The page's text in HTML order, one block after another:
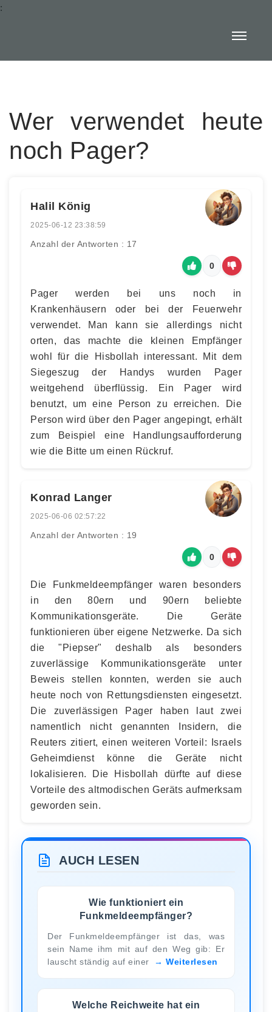
:
Wer verwendet heute
noch Pager?
Halil König
2025-06-12 23:38:59
Anzahl der Antworten : 17
0
Pager werden bei uns noch in
Krankenhäusern oder bei der Feuerwehr
verwendet. Man kann sie allerdings nicht
orten, das machte die kleinen Empfänger
wohl für die Hisbollah interessant. Mit dem
Siegeszug der Handys wurden Pager
weitgehend überflüssig. Ein Pager wird
benutzt, um eine Person zu erreichen. Die
Person wird über den Pager angepingt, erhält
zum Beispiel eine Handlungsaufforderung
wie die Bitte um einen Rückruf.
Konrad Langer
2025-06-06 02:57:22
Anzahl der Antworten : 19
0
Die Funkmeldeempfänger waren besonders
in den 80ern und 90ern beliebte
Kommunikationsgeräte. Die Geräte
funktionieren über eigene Netzwerke. Da sich
die "Piepser" deshalb als besonders
zuverlässige Kommunikationsgeräte unter
Beweis stellen konnten, werden sie auch
heute noch von Rettungsdiensten eingesetzt.
Die zuverlässigen Pager haben laut zwei
namentlich nicht genannten Insidern, die
Reuters zitiert, einen weiteren Vorteil: Israels
Geheimdienst könne die Geräte nicht
lokalisieren. Die Hisbollah dürfte auf diese
Vorteile des altmodischen Geräts aufmerksam
geworden sein.
AUCH LESEN
Wie funktioniert ein
Funkmeldeempfänger?
Der Funkmeldeempfänger ist das, was
sein Name ihm mit auf den Weg gib: Er
lauscht ständig auf einer
Weiterlesen
Welche Reichweite hat ein